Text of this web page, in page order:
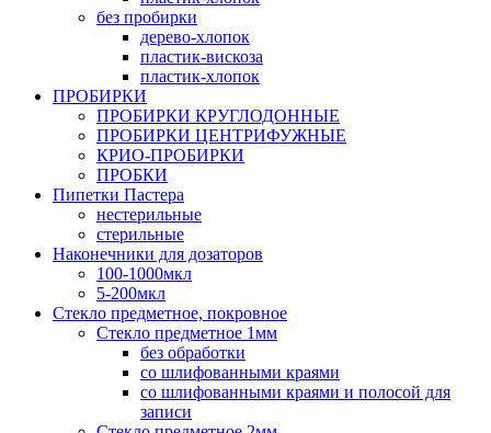
без пробирки
дерево-хлопок
пластик-вискоза
пластик-хлопок
ПРОБИРКИ
ПРОБИРКИ КРУГЛОДОННЫЕ
ПРОБИРКИ ЦЕНТРИФУЖНЫЕ
КРИО-ПРОБИРКИ
ПРОБКИ
Пипетки Пастера
нестерильные
стерильные
Наконечники для дозаторов
100-1000мкл
5-200мкл
Стекло предметное, покровное
Стекло предметное 1мм
без обработки
со шлифованными краями
со шлифованными краями и полосой для
записи